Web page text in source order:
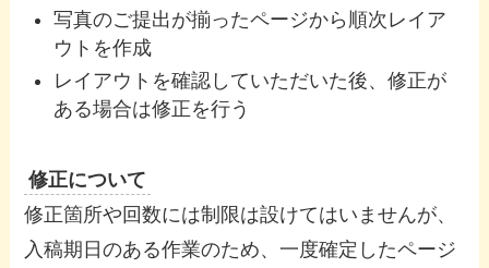
写真のご提出が揃ったページから順次レイア
ウトを作成
レイアウトを確認していただいた後、修正が
ある場合は修正を行う
修正について
修正箇所や回数には制限は設けてはいませんが、
入稿期日のある作業のため、一度確定したページ